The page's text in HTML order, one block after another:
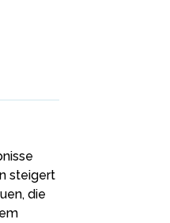
steigert
die